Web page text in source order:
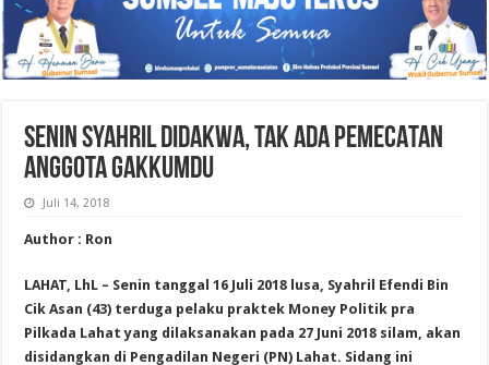
SENIN SYAHRIL DIDAKWA, TAK ADA PEMECATAN
ANGGOTA GAKKUMDU
Juli 14, 2018
Author : Ron
LAHAT, LhL – Senin tanggal 16 Juli 2018 lusa, Syahril Efendi Bin
Cik Asan (43) terduga pelaku praktek Money Politik pra
Pilkada Lahat yang dilaksanakan pada 27 Juni 2018 silam, akan
disidangkan di Pengadilan Negeri (PN) Lahat. Sidang ini